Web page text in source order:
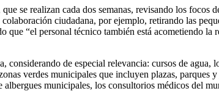
se realizan cada dos semanas, revisando los
ciudadana, por ejemplo, retirando las
que “el personal técnico también está acometiendo
de especial relevancia: cursos de
verdes municipales que incluyen plazas,
municipales, los consultorios médicos del